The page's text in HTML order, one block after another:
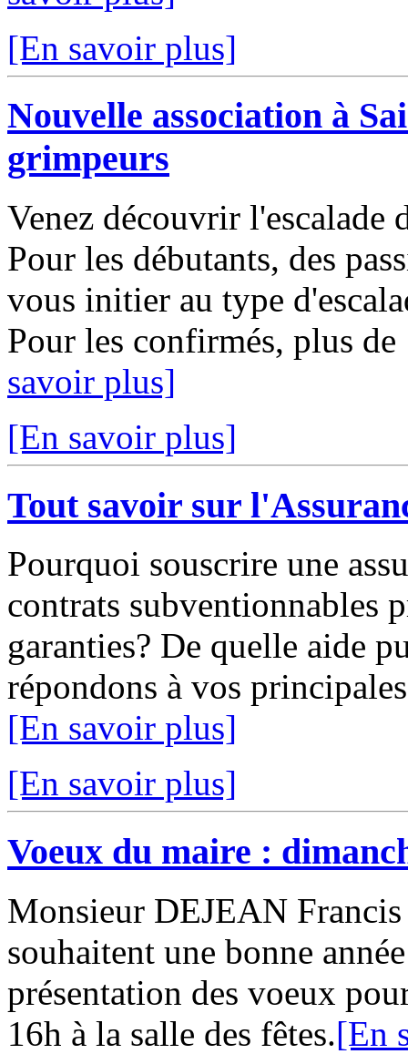
[En savoir plus]
Nouvelle association à
grimpeurs
Venez découvrir l'escalade
Pour les débutants, des
vous initier au type
Pour les confirmés, plus
savoir plus]
[En savoir plus]
Tout savoir sur
Pourquoi souscrire une
contrats subventionnables
garanties? De quelle aide
répondons à vos
[En savoir plus]
[En savoir plus]
Voeux du maire :
Monsieur DEJEAN
souhaitent une bonne
présentation des voeux
16h à la salle des fêtes.[En